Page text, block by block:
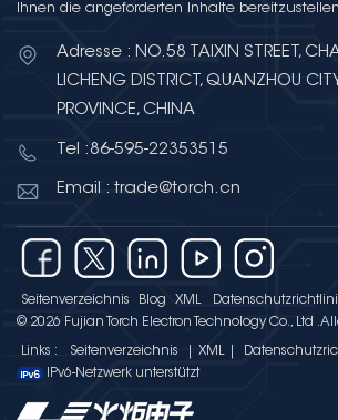
Ihnen die angeforderten Inhalte
Adresse : NO.58 TAIXIN STREET,
LICHENG DISTRICT, QUANZHOU
PROVINCE, CHINA
Tel :86-595-22353515
Email : trade@torch.cn
Seitenverzeichnis Blog XML
© 2026 Fujian Torch Electron Technology Co., Ltd
Links : Seitenverzeichnis XML
IPv6-Netzwerk unterstützt